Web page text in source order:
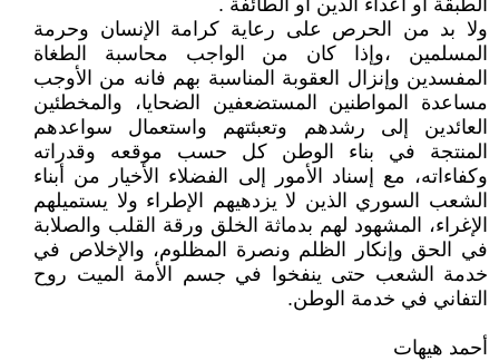
الطبقة أو أعداء الدين أو الطائفة .
ولا بد من الحرص على رعاية كرامة الإنسان وحرمة
المسلمين ،وإذا كان من الواجب محاسبة الطغاة
المفسدين وإنزال العقوبة المناسبة بهم فانه من الأوجب
مساعدة المواطنين المستضعفين الضحايا، والمخطئين
العائدين إلى رشدهم وتعبئتهم واستعمال سواعدهم
المنتجة في بناء الوطن كل حسب موقعه وقدراته
وكفاءاته، مع إسناد الأمور إلى الفضلاء الأخيار من أبناء
الشعب السوري الذين لا يزدهيهم الإطراء ولا يستميلهم
الإغراء، المشهود لهم بدماثة الخلق ورقة القلب والصلابة
في الحق وإنكار الظلم ونصرة المظلوم، والإخلاص في
خدمة الشعب حتى ينفخوا في جسم الأمة الميت روح
التفاني في خدمة الوطن.
أحمد هيهات